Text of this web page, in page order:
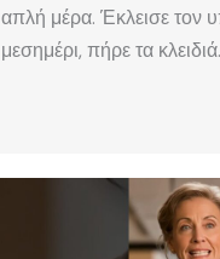
απλή μέρα. Έκλεισε τον
μεσημέρι, πήρε τα